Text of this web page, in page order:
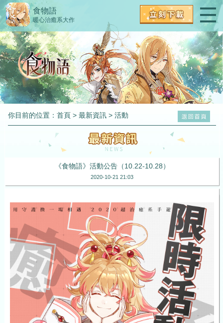
食物語
暖心治癒系大作
你目前的位置：首頁 >最新資訊 >活動
《食物語》活動公告（10.22-10.28）
2020-10-21 21:03